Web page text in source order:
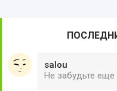
salou
Не забудьте